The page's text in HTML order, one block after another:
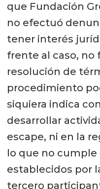
que Fundación
no efectuó
tener interés
frente al caso,
resolución de
procedimiento
siquiera indica
desarrollar
escape, ni en la
lo que no
establecidos por
tercero